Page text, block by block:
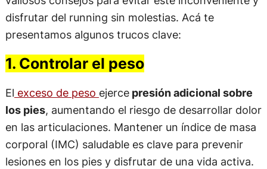
disfrutar del running sin molestias. Acá te
presentamos algunos trucos clave:
1. Controlar el peso
El exceso de peso ejercepresión adicional sobre
los pies, aumentando el riesgo de desarrollar dolor
en las articulaciones. Mantener un índice de masa
corporal (IMC) saludable es clave para prevenir
lesiones en los pies y disfrutar de una vida activa.